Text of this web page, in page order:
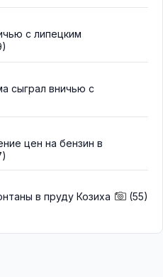
с липецким
сыграл вничью с
цен на бензин в
в пруду Козиха (55)